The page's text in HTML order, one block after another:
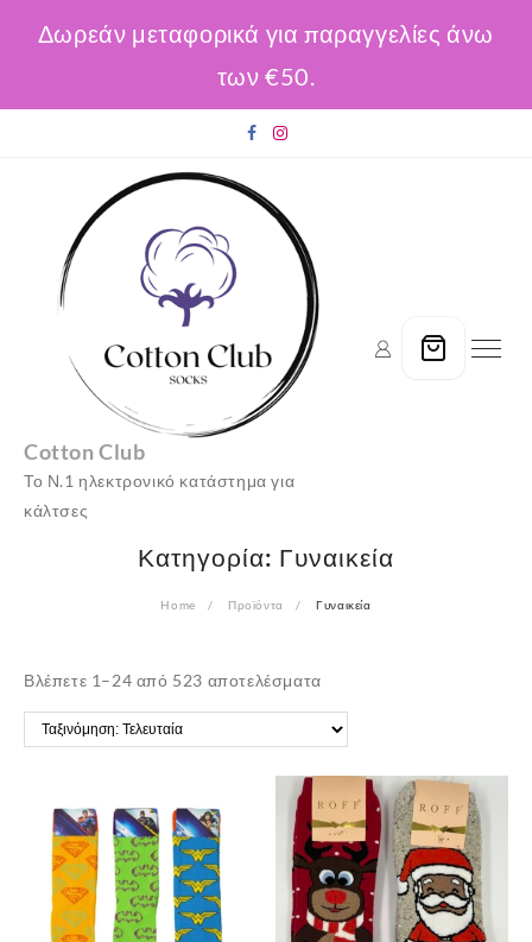
Δωρεάν μεταφορικά για παραγγελίες άνω
των €50.
Cotton Club
Το Ν.1 ηλεκτρονικό κατάστημα για
κάλτσες
Κατηγορία: Γυναικεία
Home Προϊόντα Γυναικεία
Βλέπετε 1–24 από 523 αποτελέσματαSorted
by
latest